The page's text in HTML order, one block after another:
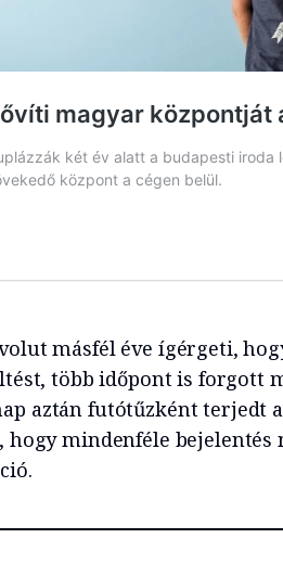
másfél éve ígérgeti,
több időpont is forgott
aztán futótűzként terjedt
hogy mindenféle bejelentés